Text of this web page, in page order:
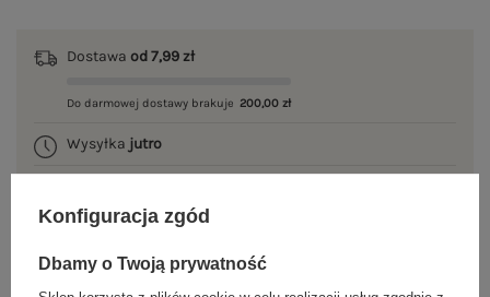
Dostawa od 7,99 zł
Do darmowej dostawy brakuje 200,00 zł
Wysyłka jutro
Konfiguracja zgód
Dbamy o Twoją prywatność